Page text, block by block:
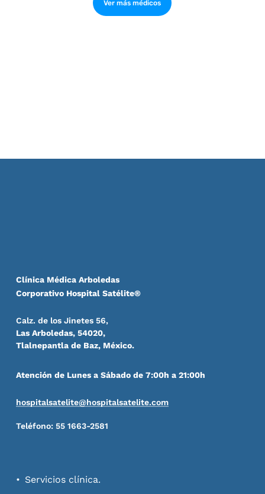
Ver más médicos
Clínica Médica Arboledas
Corporativo Hospital Satélite®
Calz. de los Jinetes 56,
Las Arboledas, 54020,
Tlalnepantla de Baz, México.
Atención de Lunes a Sábado de 7:00h a 21:00h
hospitalsatelite@hospitalsatelite.com
Teléfono: 55 1663-2581
Servicios clínica.